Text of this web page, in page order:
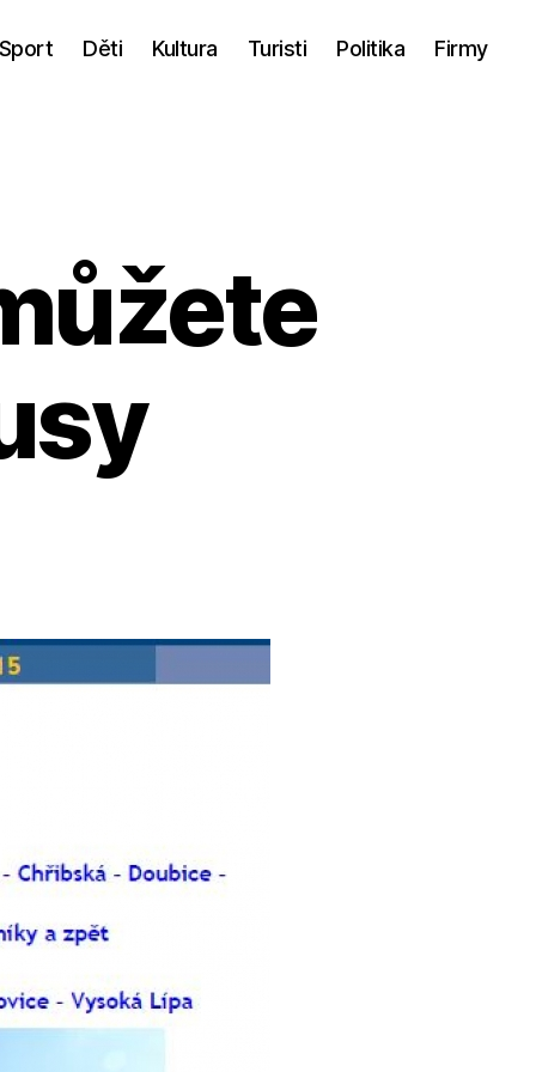
Sport Děti Kultura Turisti Politika Firmy